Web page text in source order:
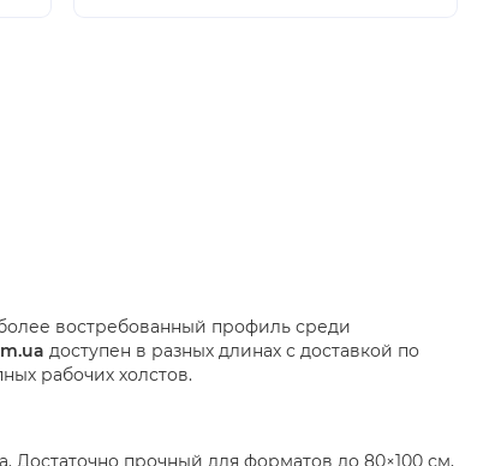
востребованный профиль среди
доступен в разных длинах с доставкой по
рабочих холстов.
прочный для форматов до 80×100 см,